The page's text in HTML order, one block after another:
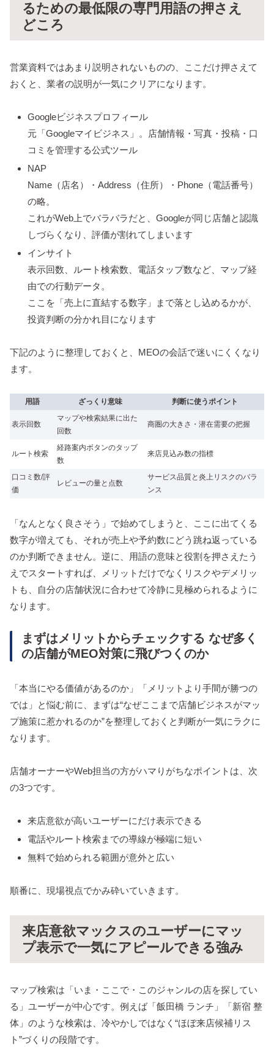
るための最低限の専門用語の押さえ
どころ
営業資料ではあまり説明されないものの、ここだけ押さえて
おくと、業者の説明が一気にクリアになります。
Googleビジネスプロフィール
元「Googleマイビジネス」。店舗情報・写真・投稿・口
コミを管理する公式ツール
NAP
Name（店名）・Address（住所）・Phone（電話番号）
の略。
これがWeb上でバラバラだと、Googleが同じ店舗と認識
しづらくなり、評価が割れてしまいます
インサイト
表示回数、ルート検索数、電話タップ数など、マップ経
由での行動データ。
ここを「売上に直結する数字」まで落とし込めるかが、
投資判断の分かれ目になります
下記のように整理しておくと、MEOの会話で迷いにくくなり
ます。
用語 ざっくり意味 判断に使うポイント
表示回数
マップや検索結果に出た
回数
商圏の大きさ・潜在需要の把握
ルート検索
経路案内ボタンのタップ
数
来店見込み数の指標
口コミ数/評
価
レビューの量と点数
サービス品質と炎上リスクのバラ
ンス
「なんとなく良さそう」で始めてしまうと、ここに出てくる
数字が増えても、それが売上や予約数にどう跳ね返っている
のか判断できません。逆に、用語の意味と役割を押さえたう
えでスタートすれば、メリットだけでなくリスクやデメリッ
トも、自分の店舗状況に合わせて冷静に見極められるように
なります。
まずはメリットからチェックする なぜ多く
の店舗がMEO対策に飛びつくのか
「本当にやる価値があるのか」「メリットより手間が勝つの
では」と悩む前に、まずは“なぜここまで店舗ビジネスがマッ
プ施策に惹かれるのか”を整理しておくと判断が一気にラクに
なります。
店舗オーナーやWeb担当の方がハマりがちなポイントは、次
の3つです。
来店意欲が高いユーザーにだけ表示できる
電話やルート検索までの導線が極端に短い
無料で始められる範囲が意外と広い
順番に、現場視点でかみ砕いていきます。
来店意欲マックスのユーザーにマッ
プ表示で一気にアピールできる強み
マップ検索は「いま・ここで・このジャンルの店を探してい
る」ユーザーが中心です。例えば「飯田橋 ランチ」「新宿 整
体」のような検索は、冷やかしではなく“ほぼ来店候補リス
ト”づくりの段階です。